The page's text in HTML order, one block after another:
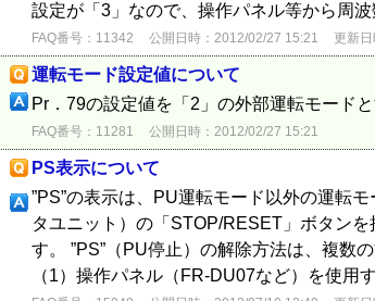
設定が「3」なので、操作パネル等から周
FAQ番号：11342 公開日時：2012/02/27 15:21 更新
運転モード設定値について
Pr．79の設定値を「2」の外部運転モ
FAQ番号：11281 公開日時：2012/02/27 15:21
PS表示について
”PS”の表示は、PU運転モード以外の運転
タユニット）の「STOP/RESET」ボタン
す。 ”PS”（PU停止）の解除方法は、複数
（1）操作パネル（FR-DU07など）を使